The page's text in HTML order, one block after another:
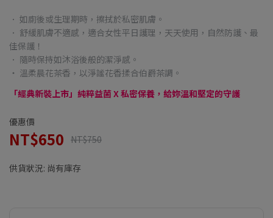
． 如廁後或生理期時，擦拭於私密肌膚。
． 舒緩肌膚不適感，適合女性平日護理，天天使用，自然防護、最
佳保護！
． 隨時保持如沐浴後般的潔淨感。
‧ 溫柔晨花茶香，以淨謐花香揉合伯爵茶調。
「經典新裝上市」純粹益菌 X 私密保養，給妳溫和堅定的守護
優惠價
NT$650 NT$750
供貨狀況: 尚有庫存